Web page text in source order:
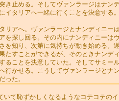
き止める。そしてヴァンラージはナン
イタリアへ一緒に行くことを決意する。
リアへ。ヴァンラージとナンディニー
を探し回る。その内にナンディニーは
を知り、次第に気持ちが動き始める。
たすことができるが、そのときナンデ
ることを決意していた。そしてサミー
行かせる。こうしてヴァンラージとナ
った。
て恥ずかしくなるようなコテコテの